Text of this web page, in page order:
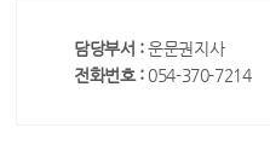
담당부서 :운문권지사
전화번호 : 054-370-7214